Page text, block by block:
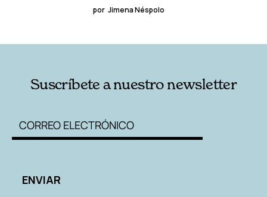
por Jimena Néspolo
Suscríbete a nuestro newsletter